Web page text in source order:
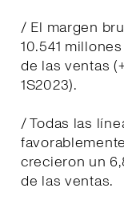
/ El margen
10.541
de las ventas
1S2023).
/ Todas las
crecieron un
de las ventas.